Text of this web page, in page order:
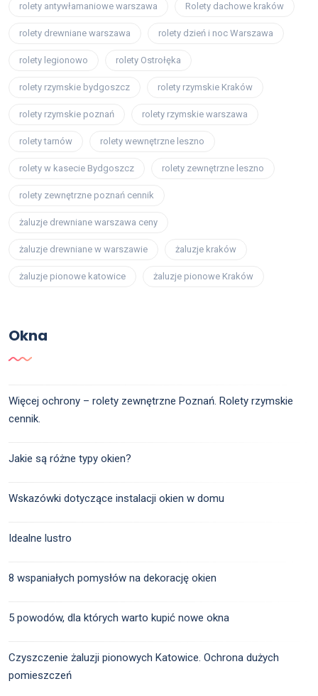
rolety antywłamaniowe warszawa Rolety dachowe kraków
rolety drewniane warszawa rolety dzień i noc Warszawa
rolety legionowo rolety Ostrołęka
rolety rzymskie bydgoszcz rolety rzymskie Kraków
rolety rzymskie poznań rolety rzymskie warszawa
rolety tarnów rolety wewnętrzne leszno
rolety w kasecie Bydgoszcz rolety zewnętrzne leszno
rolety zewnętrzne poznań cennik
żaluzje drewniane warszawa ceny
żaluzje drewniane w warszawie żaluzje kraków
żaluzje pionowe katowice żaluzje pionowe Kraków
Okna
Więcej ochrony – rolety zewnętrzne Poznań. Rolety rzymskie
cennik.
Jakie są różne typy okien?
Wskazówki dotyczące instalacji okien w domu
Idealne lustro
8 wspaniałych pomysłów na dekorację okien
5 powodów, dla których warto kupić nowe okna
Czyszczenie żaluzji pionowych Katowice. Ochrona dużych
pomieszczeń